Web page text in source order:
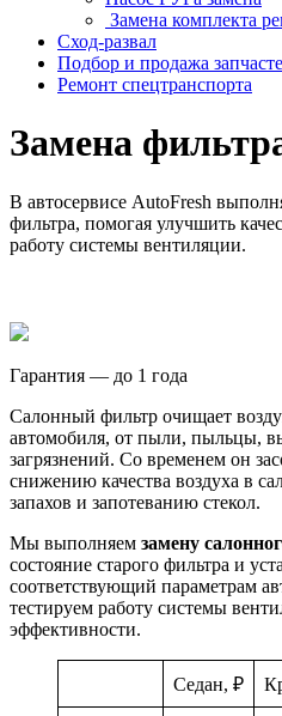
Замена комплекта
Сход-развал
Подбор и продажа
Ремонт спецтранспорта
Замена
В автосервисе AutoFresh
фильтра, помогая улучшить
работу системы вентиляции.
Гарантия — до 1 года
Салонный фильтр очищает
автомобиля, от пыли, пыльцы,
загрязнений. Со временем он
снижению качества воздуха в
запахов и запотеванию стекол.
Мы выполняем замену
состояние старого фильтра и
соответствующий параметрам
тестируем работу системы
эффективности.
Седан, ₽